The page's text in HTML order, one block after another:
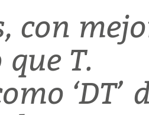
con
T.
‘DT’